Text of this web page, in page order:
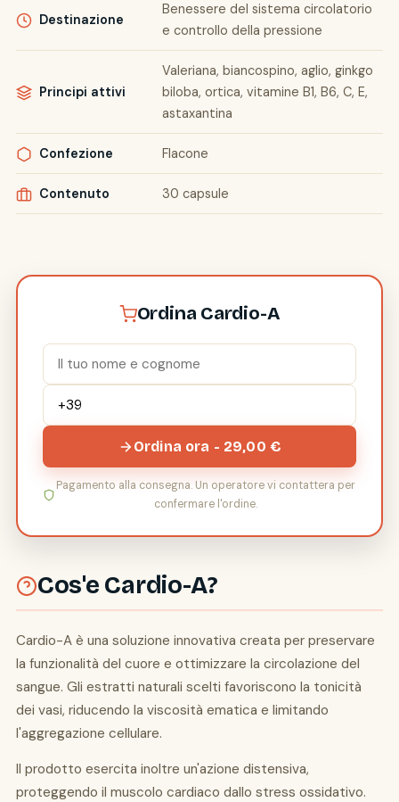
Destinazione
Benessere del sistema circolatorio
e controllo della pressione
Principi attivi
Valeriana, biancospino, aglio, ginkgo
biloba, ortica, vitamine B1, B6, C, E,
astaxantina
Confezione Flacone
Contenuto 30 capsule
Ordina Cardio-A
Ordina ora - 29,00 €
Pagamento alla consegna. Un operatore vi contattera per
confermare l'ordine.
Cos'e Cardio-A?
Cardio-A è una soluzione innovativa creata per preservare
la funzionalità del cuore e ottimizzare la circolazione del
sangue. Gli estratti naturali scelti favoriscono la tonicità
dei vasi, riducendo la viscosità ematica e limitando
l'aggregazione cellulare.
Il prodotto esercita inoltre un'azione distensiva,
proteggendo il muscolo cardiaco dallo stress ossidativo.